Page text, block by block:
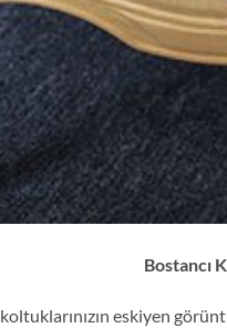
Bostancı
koltuklarınızın eskiyen